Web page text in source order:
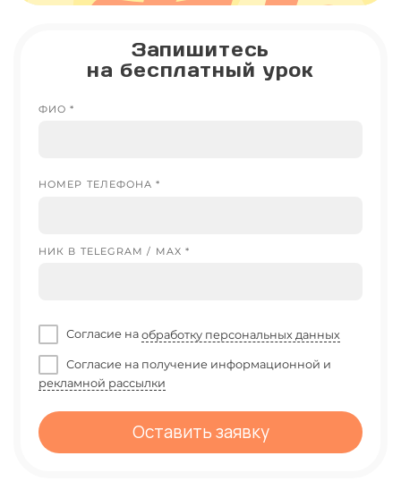
Запишитесь
на бесплатный урок
ФИО *
НОМЕР ТЕЛЕФОНА *
НИК В TELEGRAM / MAX *
Согласие на обработку персональных данных
Согласие на получение информационной и
рекламной рассылки
Оставить заявку